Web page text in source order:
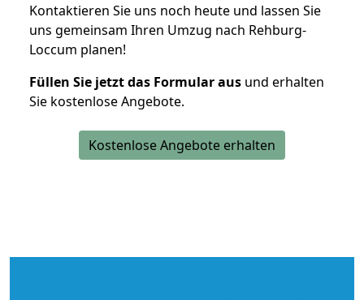
Kontaktieren Sie uns noch heute und lassen Sie
uns gemeinsam Ihren Umzug nach Rehburg-
Loccum planen!
Füllen Sie jetzt das Formular aus und erhalten
Sie kostenlose Angebote.
Kostenlose Angebote erhalten